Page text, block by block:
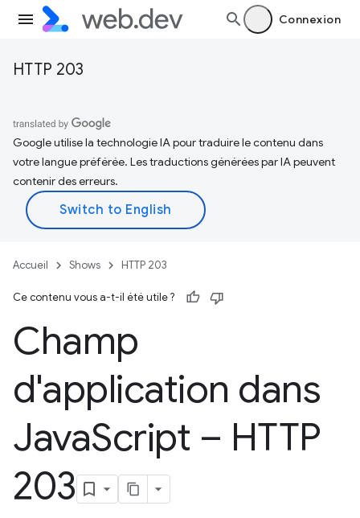
Connexion
HTTP 203
Google utilise la technologie IA pour traduire le contenu dans
votre langue préférée. Les traductions générées par IA peuvent
contenir des erreurs.
Accueil Shows HTTP 203
Ce contenu vous a-t-il été utile ?
Champ
d'application dans
JavaScript – HTTP
203